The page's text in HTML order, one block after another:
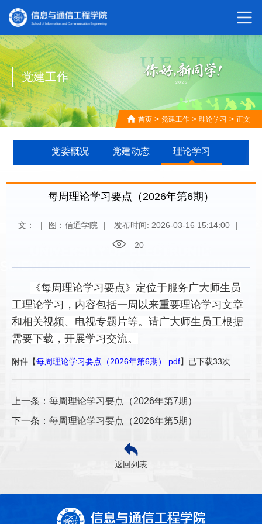
党建工作
首页 > 党建工作 > 理论学习 > 正文
党委概况 党建动态 理论学习
每周理论学习要点（2026年第6期）
文： | 图：信通学院 | 发布时间: 2026-03-16 15:14:00 |
20
《每周理论学习要点》定位于服务广大师生员
工理论学习，内容包括一周以来重要理论学习文章
和相关视频、电视专题片等。请广大师生员工根据
需要下载，开展学习交流。
附件【每周理论学习要点（2026年第6期）.pdf】已下载33次
上一条：每周理论学习要点（2026年第7期）
下一条：每周理论学习要点（2026年第5期）
返回列表